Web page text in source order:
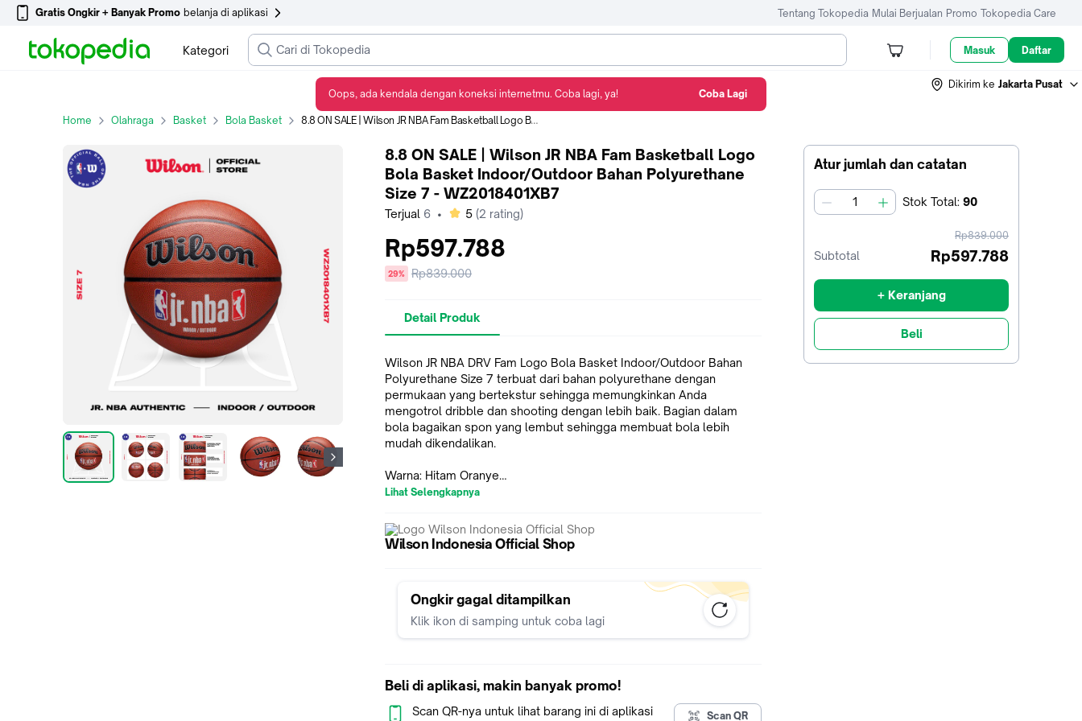
Gratis Ongkir + Banyak Promo belanja di aplikasi Tentang Tokopedia Mulai Berjualan Promo Tokopedia Care
Kategori Masuk Daftar
Dikirim ke Jakarta Pusat
Home Olahraga Basket Bola Basket 8.8 ON SALE | Wilson JR NBA Fam Basketball Logo Bola Basket Indoor/Outdoor Bahan Polyurethane Size 7 - WZ2018401XB7
Atur jumlah dan catatan
jumlah Stok Total: 90
harga
sebelum
Rp839.000
Subtotal Rp597.788
+ Keranjang
Beli
8.8 ON SALE | Wilson JR NBA Fam Basketball Logo
Bola Basket Indoor/Outdoor Bahan Polyurethane
Size 7 - WZ2018401XB7
Terjual 6 • bintang
5 (2 rating)
Rp597.788
diskon
29%
Harga
Rp839.000
Detail Produk
Wilson JR NBA DRV Fam Logo Bola Basket Indoor/Outdoor Bahan
Polyurethane Size 7 terbuat dari bahan polyurethane dengan
permukaan yang bertekstur sehingga memungkinkan Anda
mengotrol dribble dan shooting dengan lebih baik. Bagian dalam
bola bagaikan spon yang lembut sehingga membuat bola lebih
mudah dikendalikan.
Warna: Hitam Oranye
Panjang = 37 cm
Lebar = 33 cm
Lihat Selengkapnya
Wilson Indonesia Official Shop
Ongkir gagal ditampilkan
Klik ikon di samping untuk coba lagi
Beli di aplikasi, makin banyak promo!
Scan QR-nya untuk lihat barang ini di aplikasi
Scan QR
Oops, ada kendala dengan koneksi internetmu. Coba lagi, ya! Coba Lagi